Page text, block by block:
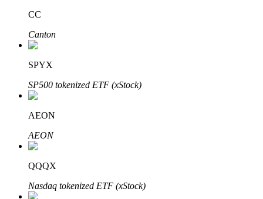
Leer staken
CC
Canton
SPYX
SP500 tokenized ETF (xStock)
AEON
AEON
QQQX
Nasdaq tokenized ETF (xStock)